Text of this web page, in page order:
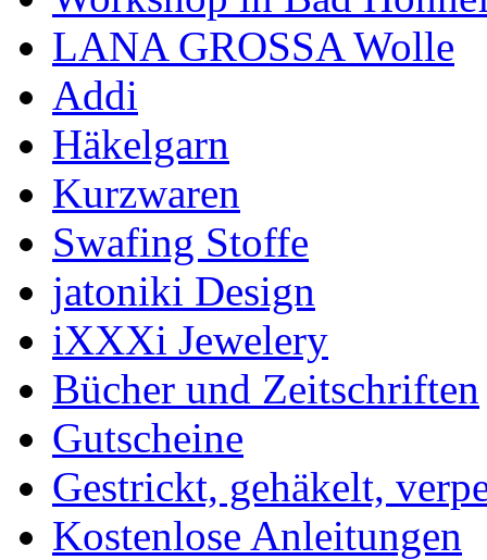
LANA GROSSA Wolle
Addi
Häkelgarn
Kurzwaren
Swafing Stoffe
jatoniki Design
iXXXi Jewelery
Bücher und Zeitschriften
Gutscheine
Gestrickt, gehäkelt,
Kostenlose Anleitungen